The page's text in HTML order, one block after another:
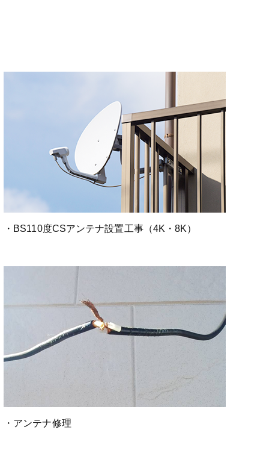
・BS110度CSアンテナ設置工事（4K・8K）
・アンテナ修理